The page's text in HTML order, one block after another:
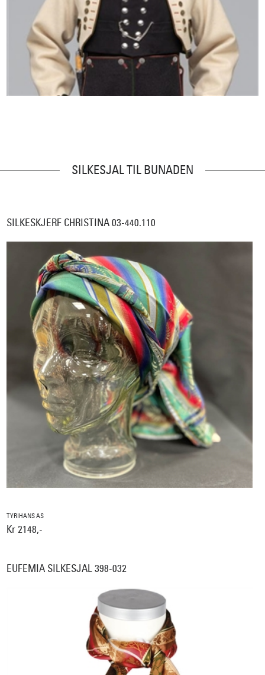
SILKESJAL TIL BUNADEN
SILKESKJERF CHRISTINA 03-440.110
TYRIHANS AS
Kr 2148,-
EUFEMIA SILKESJAL 398-032